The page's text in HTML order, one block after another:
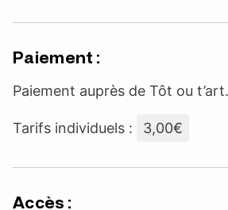
Paiement :
Paiement auprès de Tôt ou t’art.
Tarifs individuels : 3,00€
Accès :